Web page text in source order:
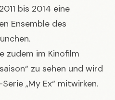
bis 2014 eine
Ensemble des
zudem im Kinofilm
zu sehen und wird
„My Ex“ mitwirken.